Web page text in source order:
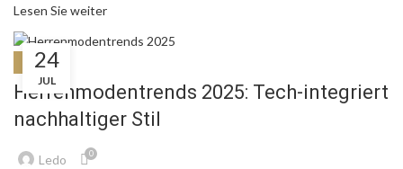
Lesen Sie weiter
24
JUL
BLOG
Herrenmodentrends 2025: Tech-integriert
nachhaltiger Stil
Ledo 0